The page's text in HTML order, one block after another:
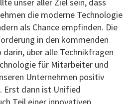
die moderne Technologie
als Chance empfinden. Die
in den kommenden
über alle Technikfragen
für Mitarbeiter und
Unternehmen positiv
Erst dann ist Unified
Teil einer innovativen